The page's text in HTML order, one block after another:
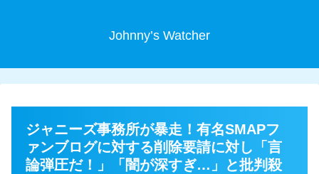
Johnny’s Watcher
ジャニーズ事務所が暴走！有名SMAPフ
ァンブログに対する削除要請に対し「言
論弾圧だ！」「闇が深すぎ…」と批判殺